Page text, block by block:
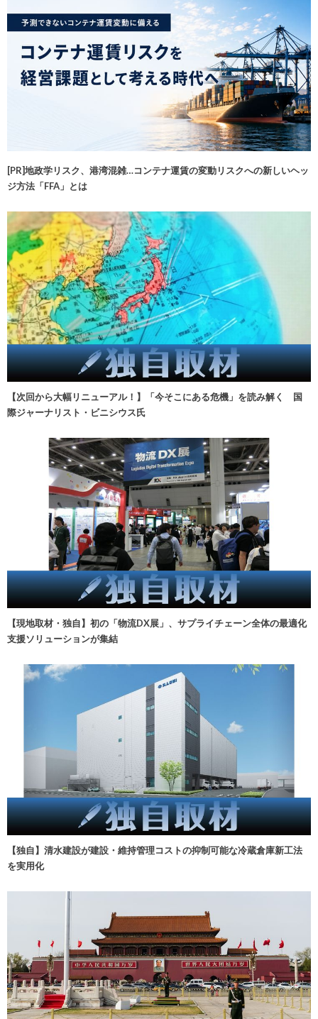
[PR]地政学リスク、港湾混雑…コンテナ運賃の変動リスクへの新しいヘッ
ジ方法「FFA」とは
【次回から大幅リニューアル！】「今そこにある危機」を読み解く 国
際ジャーナリスト・ビニシウス氏
【現地取材・独自】初の「物流DX展」、サプライチェーン全体の最適化
支援ソリューションが集結
【独自】清水建設が建設・維持管理コストの抑制可能な冷蔵倉庫新工法
を実用化